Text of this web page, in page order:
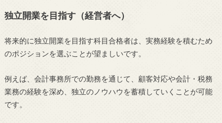
独立開業を目指す（経営者へ）
将来的に独立開業を目指す科目合格者は、実務経験を積むため
のポジションを選ぶことが望ましいです。
例えば、会計事務所での勤務を通じて、顧客対応や会計・税務
業務の経験を深め、独立のノウハウを蓄積していくことが可能
です。